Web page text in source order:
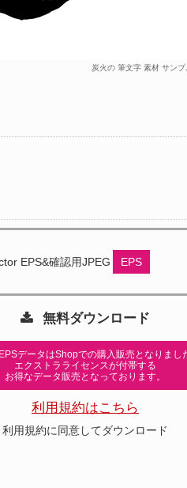
炭火の 筆文字 素材 サンプ
EPS&確認用JPEG EPS
無料ダウンロード
データはShopでの購入販売となりまし
エクストラライセンスが付帯する
お得なデータ販売となっております。
利用規約はこちら
利用規約に同意してダウンロード